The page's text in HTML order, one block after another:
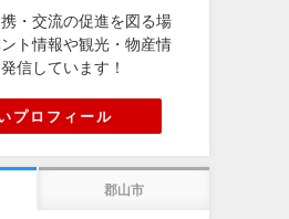
・交流の促進を図る場
ト情報や観光・物産情
信しています！
プロフィール
郡山市